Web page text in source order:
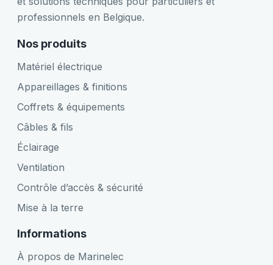
professionnels en Belgique.
Nos produits
Matériel électrique
Appareillages & finitions
Coffrets & équipements
Câbles & fils
Éclairage
Ventilation
Contrôle d’accès & sécurité
Mise à la terre
Informations
À propos de Marinelec